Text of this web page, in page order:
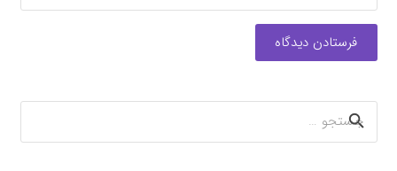
فرستادن دیدگاه
جستجو
برای: